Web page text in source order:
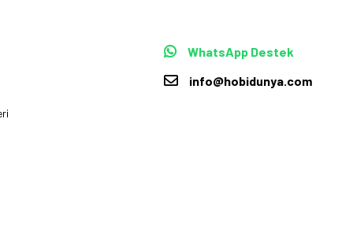
WhatsApp Destek
info@hobidunya.com